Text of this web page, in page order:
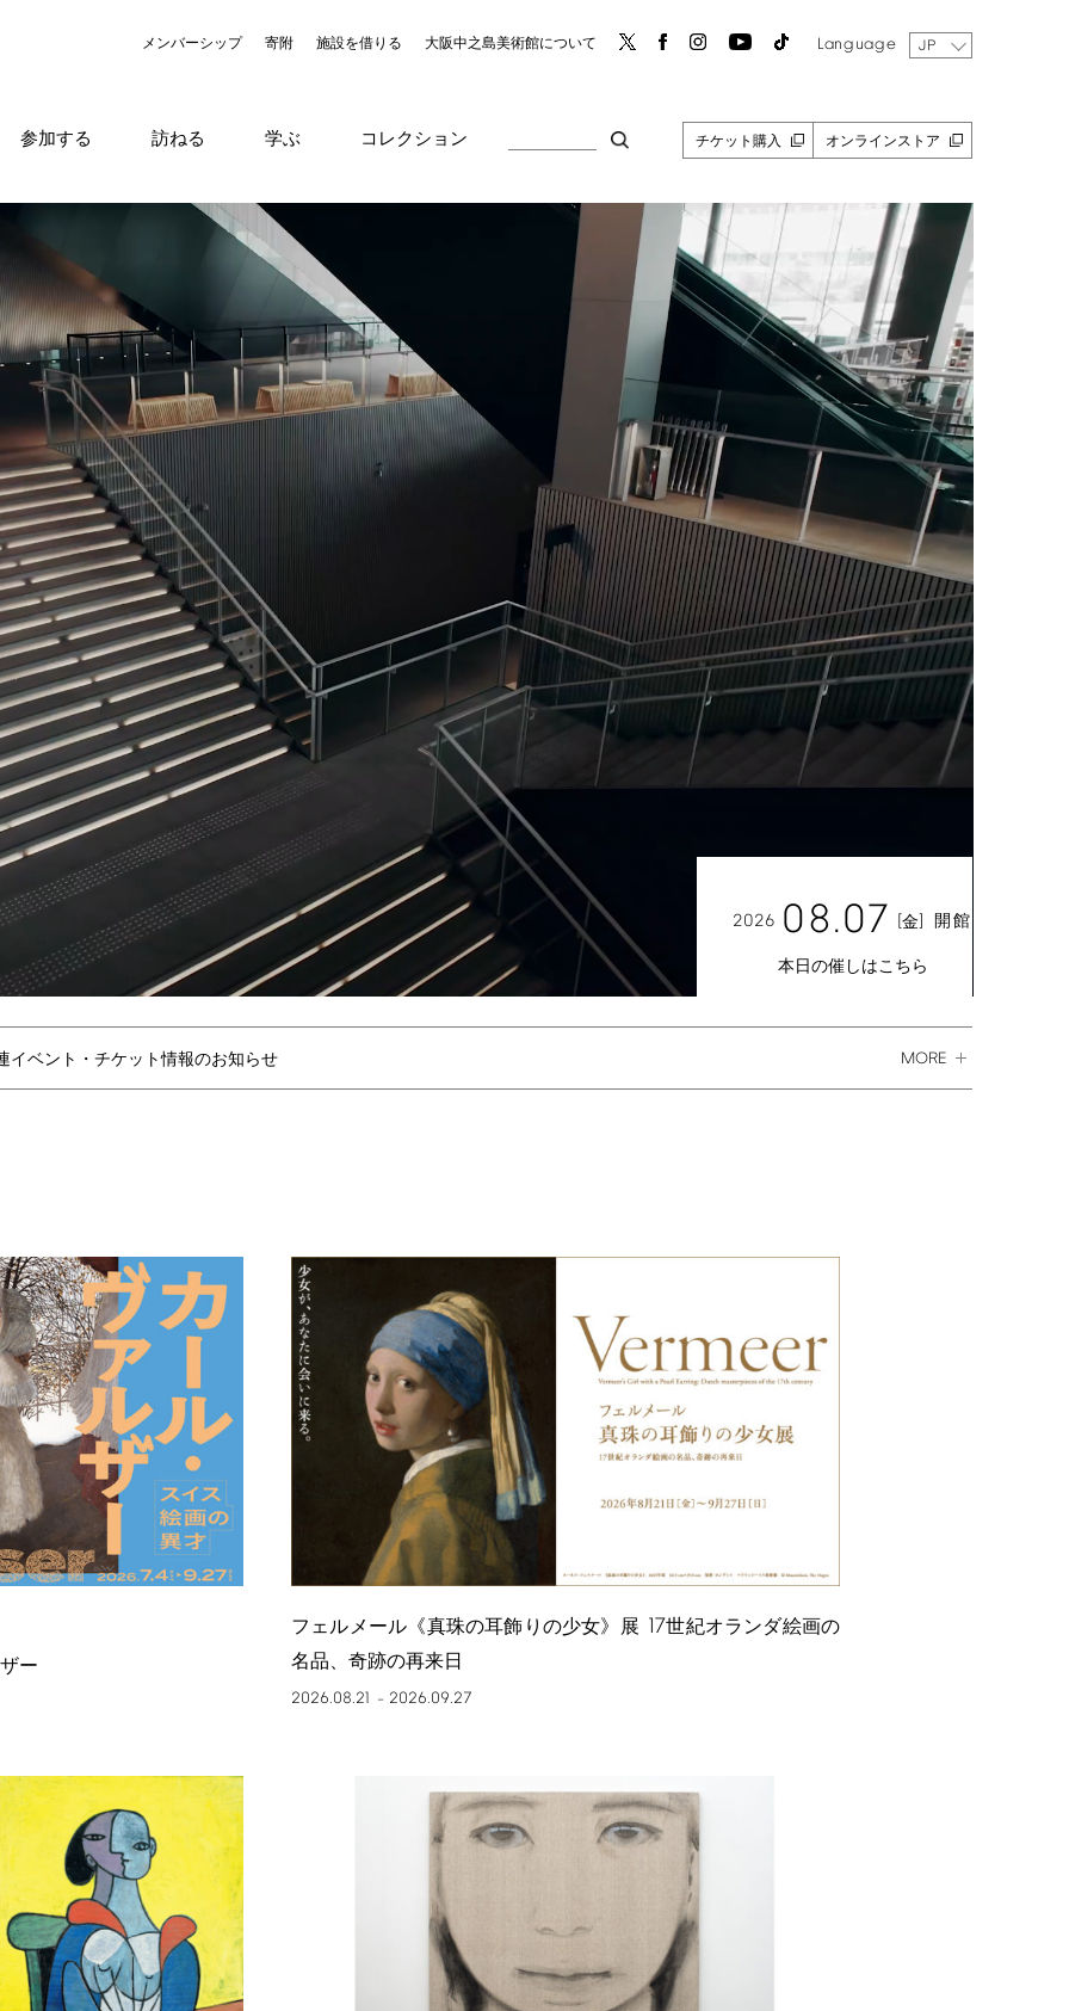
メンバーシップ 寄附 施設を借りる 大阪中之島美術館について Language JP
参加する 訪ねる 学ぶ コレクション チケット購入 オンラインストア
2026 08.07 [金] 開館
本日の催しはこちら
イベント・チケット情報のお知らせ MORE
ー
フェルメール《真珠の耳飾りの少女》展 17世紀オランダ絵画の
名品、奇跡の再来日
2026.08.21 – 2026.09.27